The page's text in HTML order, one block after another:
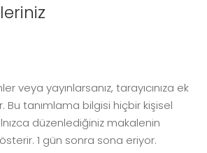
veya yayınlarsanız, tarayıcınıza ek
Bu tanımlama bilgisi hiçbir kişisel
düzenlediğiniz makalenin
1 gün sonra sona eriyor.